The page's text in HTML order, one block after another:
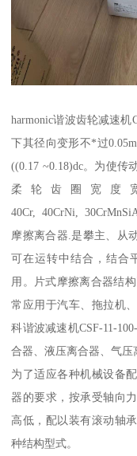
harmonic谐波齿轮减速机
下其径向变形不*过
((0.17 ~0.18)dc。为使传
柔轮齿圈宽度宽
40Cr, 40CrNi,
摩擦离合器.是攀主、从
可在运转中结合，结合
用。片式摩擦离合器结
常应用于汽车、拖拉机
科谐波减速机CSF-11-
合器、液压离合器、气压
为了适应各种机械设备
器的要求，按承受轴向
高低，配以装有滚动轴
种结构型式。